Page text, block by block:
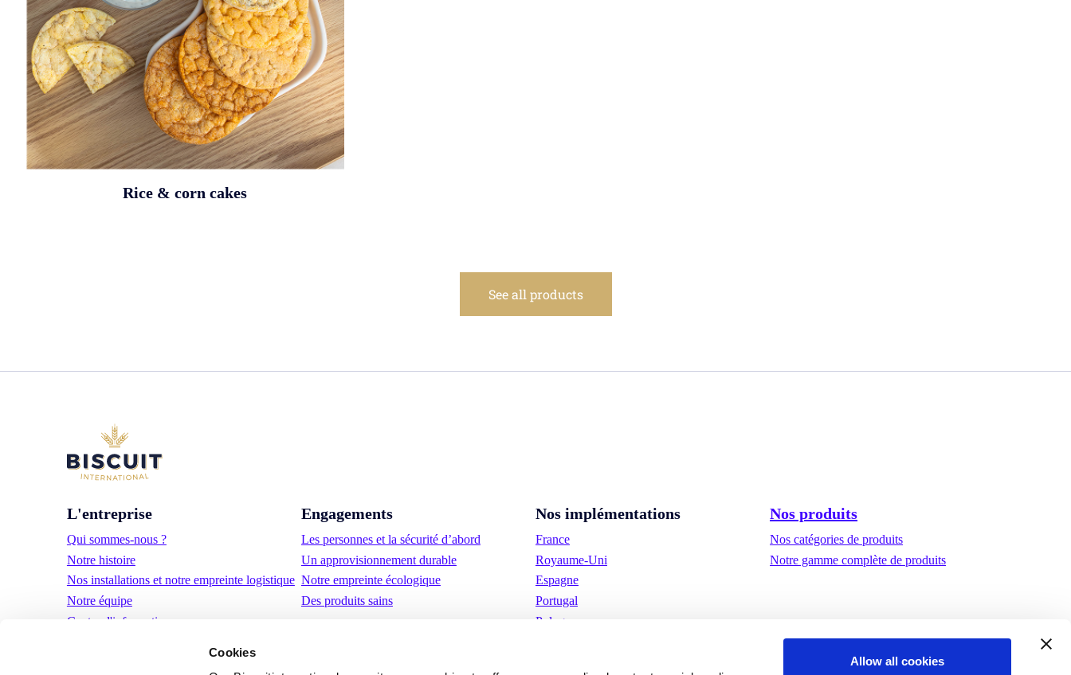
Cookies
Allow all cookies
Rice & corn cakes
See all products
L'entreprise
Qui sommes-nous ?
Notre histoire
Nos installations et notre empreinte logistique
Notre équipe
Centre d'information
Engagements
Les personnes et la sécurité d’abord
Un approvisionnement durable
Notre empreinte écologique
Des produits sains
Nos implémentations
France
Royaume-Uni
Espagne
Portugal
Pologne
Nos produits
Nos catégories de produits
Notre gamme complète de produits